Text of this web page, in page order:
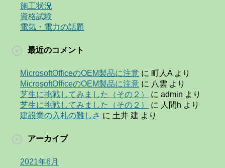
施工状況
資格試験
電気・電力の話題
最近のコメント
MicrosoftOfficeのOEM製品に注意 に 町人A より
MicrosoftOfficeのOEM製品に注意 に 八雲 より
芝生に挑戦してみました（その２）
に admin より
芝生に挑戦してみました（その２）
に 人間h より
建設業の入札の難しさ に 土井 建 より
アーカイブ
2021年6月